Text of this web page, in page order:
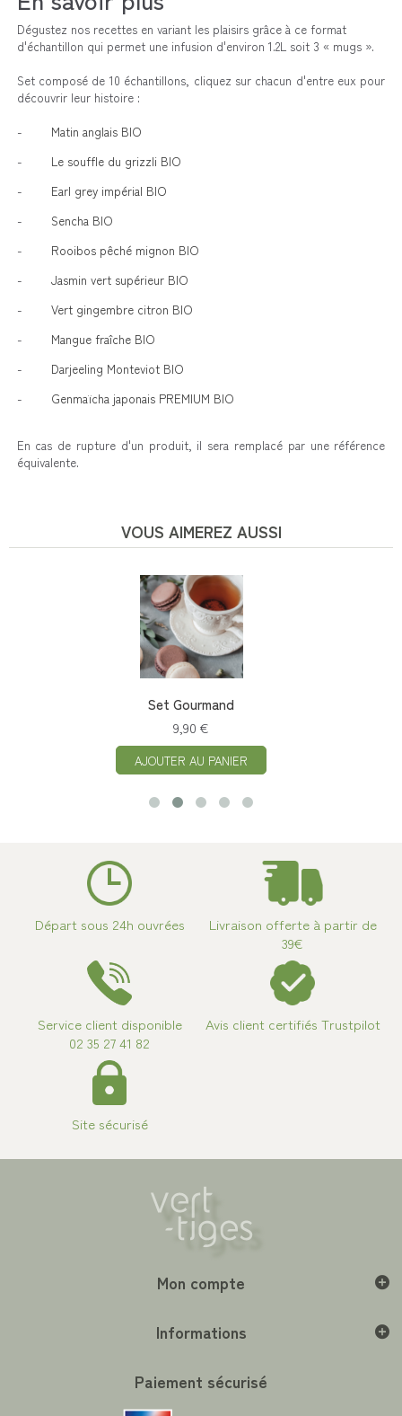
Dégustez nos recettes en variant les plaisirs grâce à ce format
d'échantillon qui permet une infusion d'environ 1.2L soit 3 « mugs ».
Set composé de 10 échantillons, cliquez sur chacun d'entre eux pour
découvrir leur histoire :
- Matin anglais BIO
- Le souffle du grizzli BIO
- Earl grey impérial BIO
- Sencha BIO
- Rooibos pêché mignon BIO
- Jasmin vert supérieur BIO
- Vert gingembre citron BIO
- Mangue fraîche BIO
- Darjeeling Monteviot BIO
- Genmaïcha japonais PREMIUM BIO
En cas de rupture d'un produit, il sera remplacé par une référence
équivalente.
VOUS AIMEREZ AUSSI
AJOUTER AU PANIER
Départ sous 24h ouvrées
Livraison offerte à partir de
39€
Service client disponible
02 35 27 41 82
Avis client certifiés Trustpilot
Site sécurisé
Mon compte
Informations
Paiement sécurisé